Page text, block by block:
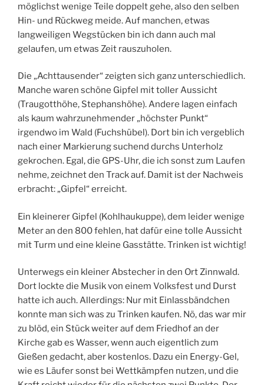
möglichst wenige Teile doppelt gehe, also den selben
Hin- und Rückweg meide. Auf manchen, etwas
langweiligen Wegstücken bin ich dann auch mal
gelaufen, um etwas Zeit rauszuholen.
Die „Achttausender“ zeigten sich ganz unterschiedlich.
Manche waren schöne Gipfel mit toller Aussicht
(Traugotthöhe, Stephanshöhe). Andere lagen einfach
als kaum wahrzunehmender „höchster Punkt“
irgendwo im Wald (Fuchshübel). Dort bin ich vergeblich
nach einer Markierung suchend durchs Unterholz
gekrochen. Egal, die GPS-Uhr, die ich sonst zum Laufen
nehme, zeichnet den Track auf. Damit ist der Nachweis
erbracht: „Gipfel“ erreicht.
Ein kleinerer Gipfel (Kohlhaukuppe), dem leider wenige
Meter an den 800 fehlen, hat dafür eine tolle Aussicht
mit Turm und eine kleine Gasstätte. Trinken ist wichtig!
Unterwegs ein kleiner Abstecher in den Ort Zinnwald.
Dort lockte die Musik von einem Volksfest und Durst
hatte ich auch. Allerdings: Nur mit Einlassbändchen
konnte man sich was zu Trinken kaufen. Nö, das war mir
zu blöd, ein Stück weiter auf dem Friedhof an der
Kirche gab es Wasser, wenn auch eigentlich zum
Gießen gedacht, aber kostenlos. Dazu ein Energy-Gel,
wie es Läufer sonst bei Wettkämpfen nutzen, und die